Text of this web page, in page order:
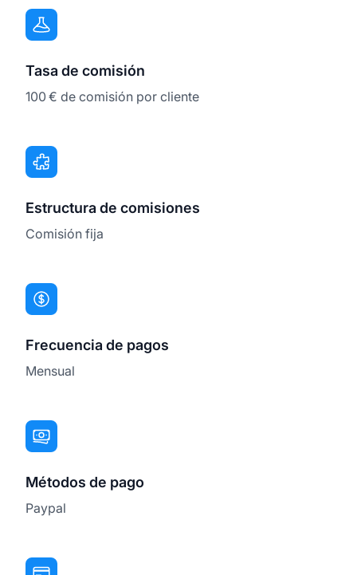
Tasa de comisión
100 € de comisión por cliente
Estructura de comisiones
Comisión fija
Frecuencia de pagos
Mensual
Métodos de pago
Paypal